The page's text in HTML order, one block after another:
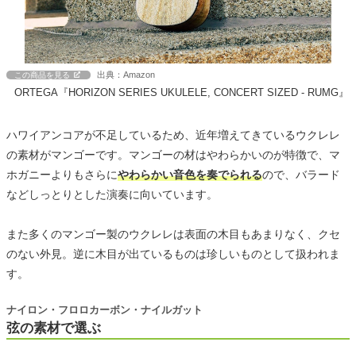
この商品を見る 出典：Amazon
ORTEGA『HORIZON SERIES UKULELE, CONCERT SIZED - RUMG』
ハワイアンコアが不足しているため、近年増えてきているウクレレ
の素材がマンゴーです。マンゴーの材はやわらかいのが特徴で、マ
ホガニーよりもさらにやわらかい音色を奏でられるので、バラード
などしっとりとした演奏に向いています。
また多くのマンゴー製のウクレレは表面の木目もあまりなく、クセ
のない外見。逆に木目が出ているものは珍しいものとして扱われま
す。
弦の素材で選ぶ
ナイロン・フロロカーボン・ナイルガット